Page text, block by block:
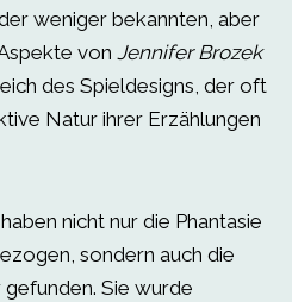
weniger bekannten, aber
von Jennifer Brozek
des Spieldesigns, der oft
Natur ihrer Erzählungen
nicht nur die Phantasie
sondern auch die
Sie wurde